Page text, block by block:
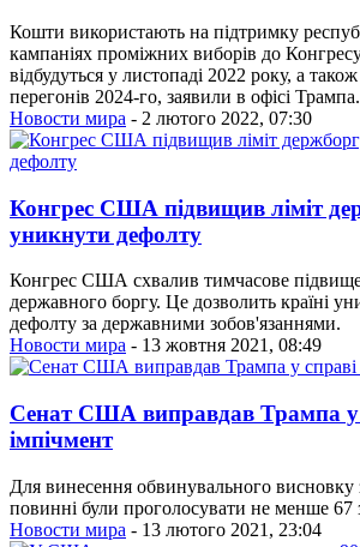
Кошти використають на підтримку
кампаніях проміжних виборів до
відбудуться у листопаді 2022 року, а
перегонів 2024-го, заявили в офісі Трампа.
Новости мира - 2 лютого 2022, 07:30
Конгрес США підвищив ліміт
уникнути дефолту
Конгрес США схвалив тимчасове
державного боргу. Це дозволить країні
дефолту за державними зобов'язаннями.
Новости мира - 13 жовтня 2021, 08:49
Сенат США виправдав Трампа у
імпічмент
Для винесення обвинувального висновку
повинні були проголосувати не менше 67
Новости мира - 13 лютого 2021, 23:04